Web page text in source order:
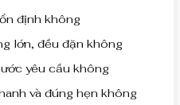
định không
lớn, đều đặn không
yêu cầu không
và đúng hẹn không